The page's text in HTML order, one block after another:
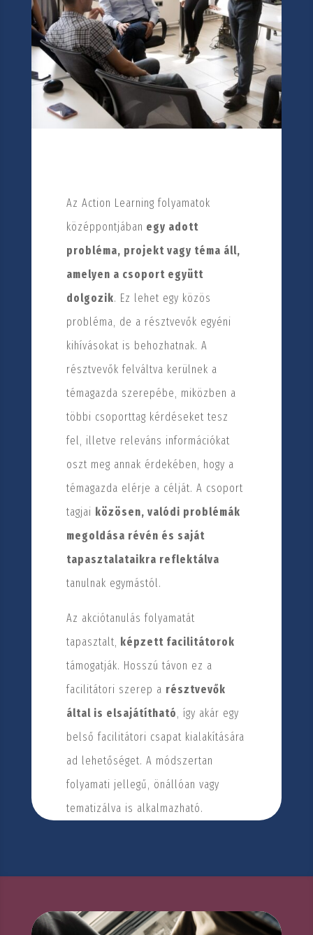
Az Action Learning folyamatok
középpontjában egy adott
probléma, projekt vagy téma áll,
amelyen a csoport együtt
dolgozik. Ez lehet egy közös
probléma, de a résztvevők egyéni
kihívásokat is behozhatnak. A
résztvevők felváltva kerülnek a
témagazda szerepébe, miközben a
többi csoporttag kérdéseket tesz
fel, illetve releváns információkat
oszt meg annak érdekében, hogy a
témagazda elérje a célját. A csoport
tagjai közösen, valódi problémák
megoldása révén és saját
tapasztalataikra reflektálva
tanulnak egymástól.
Az akciótanulás folyamatát
tapasztalt, képzett facilitátorok
támogatják. Hosszú távon ez a
facilitátori szerep a résztvevők
által is elsajátítható , így akár egy
belső facilitátori csapat kialakítására
ad lehetőséget. A módszertan
folyamati jellegű, önállóan vagy
tematizálva is alkalmazható.